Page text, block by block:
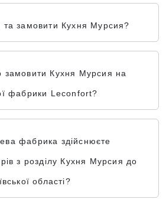
та замовити Кухня Мурсия?
замовити Кухня Мурсия на
фабрики Leconfort?
фабрика здійснюєте
з розділу Кухня Мурсия до
області?